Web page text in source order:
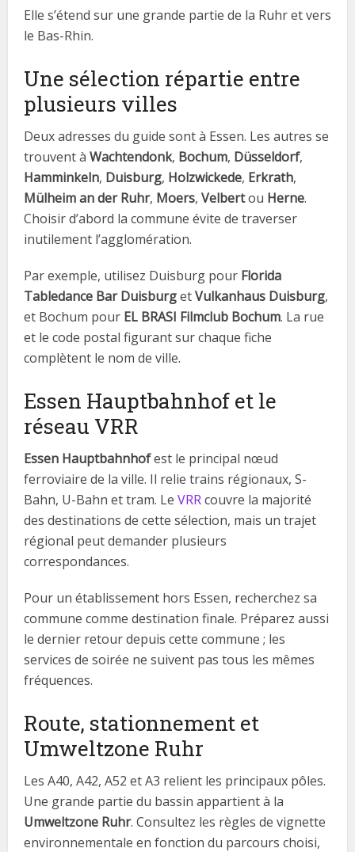
Elle s’étend sur une grande partie de la Ruhr et vers
le Bas-Rhin.
Une sélection répartie entre
plusieurs villes
Deux adresses du guide sont à Essen. Les autres se
trouvent à Wachtendonk, Bochum, Düsseldorf,
Hamminkeln, Duisburg, Holzwickede, Erkrath,
Mülheim an der Ruhr, Moers, Velbertou Herne.
Choisir d’abord la commune évite de traverser
inutilement l’agglomération.
Par exemple, utilisez Duisburg pour Florida
Tabledance Bar DuisburgetVulkanhaus Duisburg,
et Bochum pour EL BRASI Filmclub Bochum. La rue
et le code postal figurant sur chaque fiche
complètent le nom de ville.
Essen Hauptbahnhof et le
réseau VRR
Essen Hauptbahnhofest le principal nœud
ferroviaire de la ville. Il relie trains régionaux, S-
Bahn, U-Bahn et tram. Le VRRcouvre la majorité
des destinations de cette sélection, mais un trajet
régional peut demander plusieurs
correspondances.
Pour un établissement hors Essen, recherchez sa
commune comme destination finale. Préparez aussi
le dernier retour depuis cette commune ; les
services de soirée ne suivent pas tous les mêmes
fréquences.
Route, stationnement et
Umweltzone Ruhr
Les A40, A42, A52 et A3 relient les principaux pôles.
Une grande partie du bassin appartient à la
Umweltzone Ruhr. Consultez les règles de vignette
environnementale en fonction du parcours choisi,